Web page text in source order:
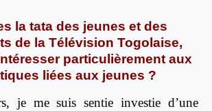
la tata des jeunes et des
de la Télévision Togolaise,
particulièrement aux
liées aux jeunes ?
je me suis sentie investie d’une